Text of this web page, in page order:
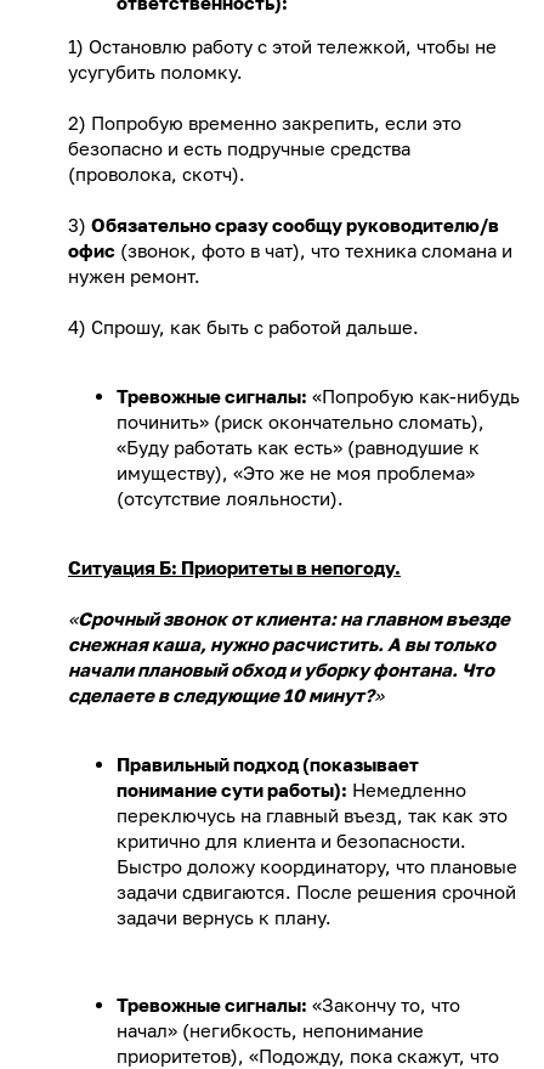
1) Остановлю работу с этой тележкой, чтобы не
усугубить поломку.
2) Попробую временно закрепить, если это
безопасно и есть подручные средства
(проволока, скотч).
3) Обязательно сразу сообщу руководителю/в
офис (звонок, фото в чат), что техника сломана и
нужен ремонт.
4) Спрошу, как быть с работой дальше.
Тревожные сигналы: «Попробую как-нибудь
починить» (риск окончательно сломать),
«Буду работать как есть» (равнодушие к
имуществу), «Это же не моя проблема»
(отсутствие лояльности).
Ситуация Б: Приоритеты в непогоду.
«Срочный звонок от клиента: на главном въезде
снежная каша, нужно расчистить. А вы только
начали плановый обход и уборку фонтана. Что
сделаете в следующие 10 минут?»
Правильный подход (показывает
понимание сути работы): Немедленно
переключусь на главный въезд, так как это
критично для клиента и безопасности.
Быстро доложу координатору, что плановые
задачи сдвигаются. После решения срочной
задачи вернусь к плану.
Тревожные сигналы: «Закончу то, что
начал» (негибкость, непонимание
приоритетов), «Подожду, пока скажут, что